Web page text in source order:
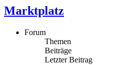
Marktplatz
Forum
Themen
Beiträge
Letzter Beitrag